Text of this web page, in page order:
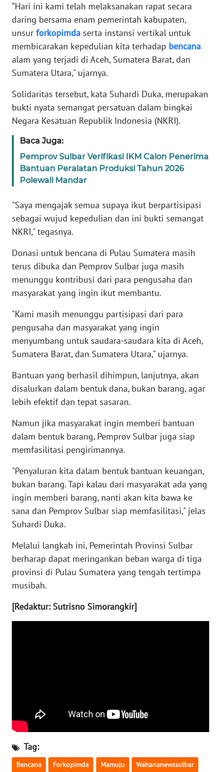
“Hari ini kami telah melaksanakan rapat secara
daring bersama enam pemerintah kabupaten,
unsur forkopimda serta instansi vertikal untuk
membicarakan kepedulian kita terhadap bencana
alam yang terjadi di Aceh, Sumatera Barat, dan
Sumatera Utara," ujarnya.
Solidaritas tersebut, kata Suhardi Duka, merupakan
bukti nyata semangat persatuan dalam bingkai
Negara Kesatuan Republik Indonesia (NKRI).
Baca Juga:
Pemprov Sulbar Verifikasi IKM Calon Penerima
Bantuan Peralatan Produksi Tahun 2026
Polewali Mandar
"Saya mengajak semua supaya ikut berpartisipasi
sebagai wujud kepedulian dan ini bukti semangat
NKRI," tegasnya.
Donasi untuk bencana di Pulau Sumatera masih
terus dibuka dan Pemprov Sulbar juga masih
menunggu kontribusi dari para pengusaha dan
masyarakat yang ingin ikut membantu.
"Kami masih menunggu partisipasi dari para
pengusaha dan masyarakat yang ingin
menyumbang untuk saudara-saudara kita di Aceh,
Sumatera Barat, dan Sumatera Utara," ujarnya.
Bantuan yang berhasil dihimpun, lanjutnya, akan
disalurkan dalam bentuk dana, bukan barang, agar
lebih efektif dan tepat sasaran.
Namun jika masyarakat ingin memberi bantuan
dalam bentuk barang, Pemprov Sulbar juga siap
memfasilitasi pengirimannya.
"Penyaluran kita dalam bentuk bantuan keuangan,
bukan barang. Tapi kalau dari masyarakat ada yang
ingin memberi barang, nanti akan kita bawa ke
sana dan Pemprov Sulbar siap memfasilitasi," jelas
Suhardi Duka.
Melalui langkah ini, Pemerintah Provinsi Sulbar
berharap dapat meringankan beban warga di tiga
provinsi di Pulau Sumatera yang tengah tertimpa
musibah.
[Redaktur: Sutrisno Simorangkir]
Tag:
Bencana Forkopimda Mamuju Wahananewssulbar
WN
PAPUA
PAPUA
BARAT
RIAU
WN
WN
JAMBI
WN
SULTRA
NTB
WN
SULTENG
WN
SULBAR
WN
WN
SUMBAR
WN
SUMSEL
WN
BENGKULU
WN
LAMPUNG
JATENG
WN
NUSANTARA
WN
JOGJA
WN
KALBAR
WN
KALTENG